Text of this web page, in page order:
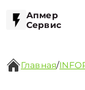
Апмер
Сервис
Главная/